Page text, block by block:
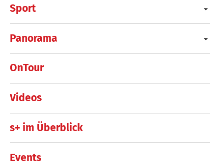
Sport
Panorama
OnTour
Videos
s+ im Überblick
Events